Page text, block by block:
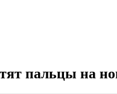
пальцы на